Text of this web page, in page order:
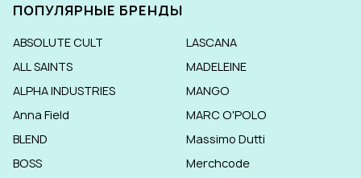
ПОПУЛЯРНЫЕ БРЕНДЫ
ABSOLUTE CULT
ALL SAINTS
ALPHA INDUSTRIES
Anna Field
BLEND
BOSS
LASCANA
MADELEINE
MANGO
MARC O'POLO
Massimo Dutti
Merchcode